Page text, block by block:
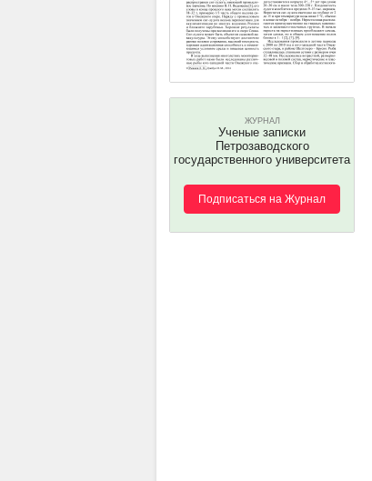
ЖУРНАЛ
Ученые записки
Петрозаводского
государственного университета
Подписаться на Журнал